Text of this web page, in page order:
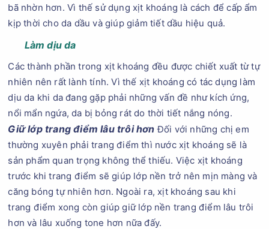
bã nhờn hơn. Vì thế sử dụng xịt khoáng là cách để cấp ẩm
kịp thời cho da dầu và giúp giảm tiết dầu hiệu quả.
Làm dịu da
Các thành phần trong xịt khoáng đều được chiết xuất từ tự
nhiên nên rất lành tính. Vì thế xịt khoáng có tác dụng làm
dịu da khi da đang gặp phải những vấn đề như kích ứng,
nổi mẩn ngứa, da bị bỏng rát do thời tiết nắng nóng.
Giữ lớp trang điểm lâu trôi hơn Đối với những chị em
thường xuyên phải trang điểm thì nước xịt khoáng sẽ là
sản phẩm quan trọng không thể thiếu. Việc xịt khoáng
trước khi trang điểm sẽ giúp lớp nền trở nên mịn màng và
căng bóng tự nhiên hơn. Ngoài ra, xịt khoáng sau khi
trang điểm xong còn giúp giữ lớp nền trang điểm lâu trôi
hơn và lâu xuống tone hơn nữa đấy.